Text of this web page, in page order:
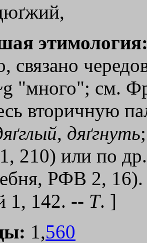
связано
"много"; см.
вторичную
, дяґгнуть
210) или по
РФВ 2,
1, 142. -- Т. ]
1,560